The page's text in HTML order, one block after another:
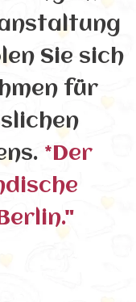
Sie sich
für
*Der